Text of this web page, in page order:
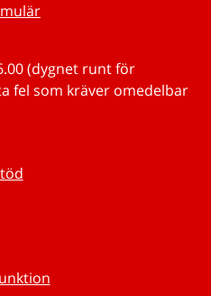
(dygnet runt för
fel som kräver omedelbar